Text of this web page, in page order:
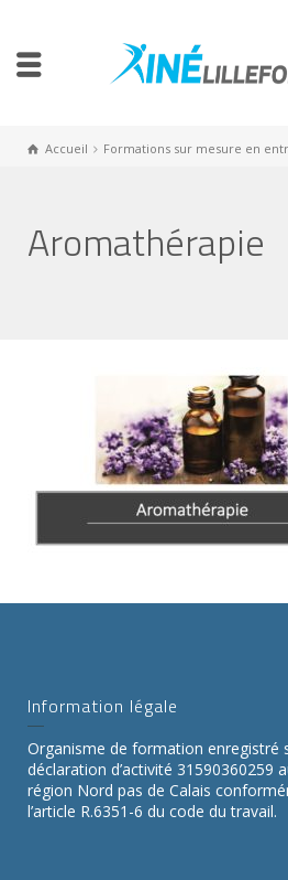
Accueil Formations sur mesure en
Aromathérapie
Information légale
Organisme de formation enregistré
déclaration d’activité 31590360259
région Nord pas de Calais
l’article R.6351-6 du code du travail.